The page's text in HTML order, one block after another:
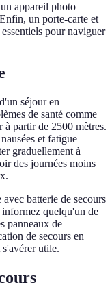
appareil photo
un porte-carte et
pour naviguer
séjour en
de santé comme
à partir de 2500 mètres.
et fatigue
graduellement à
des journées moins
batterie de secours
informez quelqu'un de
panneaux de
de secours en
s'avérer utile.